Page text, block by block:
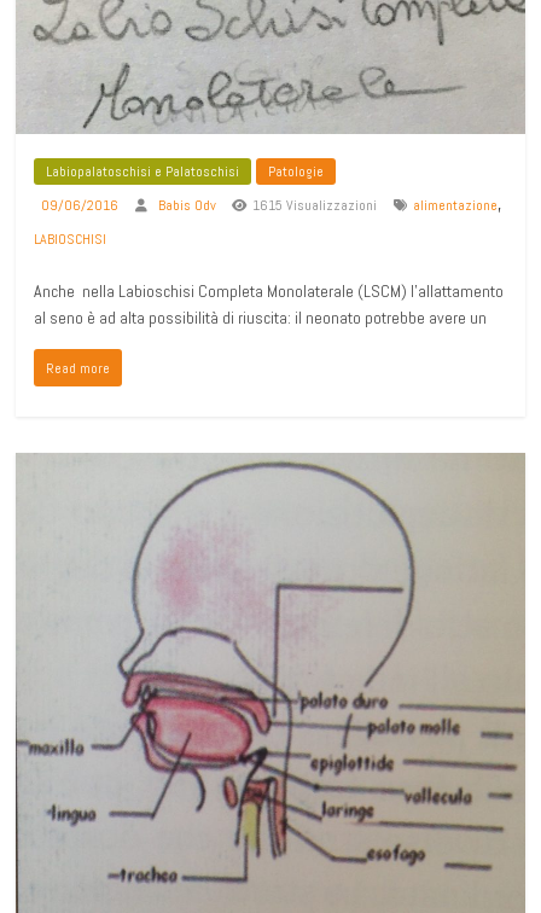
Labiopalatoschisi e Palatoschisi
Patologie
09/06/2016
Babis Odv 1615 Visualizzazioni alimentazione,
LABIOSCHISI
Anche nella Labioschisi Completa Monolaterale (LSCM) l’allattamento
al seno è ad alta possibilità di riuscita: il neonato potrebbe avere un
Read more